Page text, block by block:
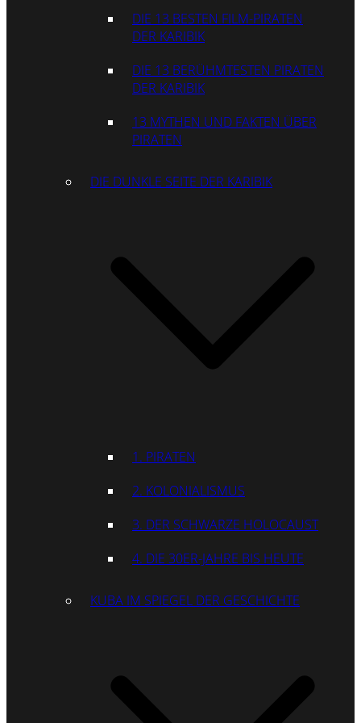
DIE 13 BESTEN FILM-PIRATEN
DER KARIBIK
DIE 13 BERÜHMTESTEN PIRATEN
DER KARIBIK
13 MYTHEN UND FAKTEN ÜBER
PIRATEN
DIE DUNKLE SEITE DER KARIBIK
1. PIRATEN
2. KOLONIALISMUS
3. DER SCHWARZE HOLOCAUST
4. DIE 30ER-JAHRE BIS HEUTE
KUBA IM SPIEGEL DER GESCHICHTE